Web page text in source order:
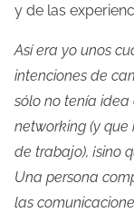
y de las
Así era yo unos
intenciones de
sólo no tenía
networking (y
de trabajo), ¡sino
Una persona
las